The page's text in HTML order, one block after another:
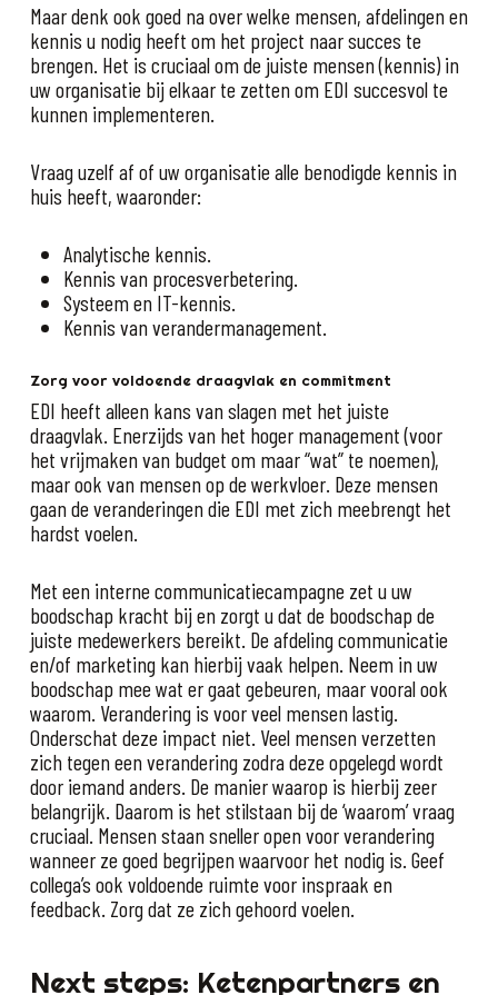
Maar denk ook goed na over welke mensen, afdelingen en
kennis u nodig heeft om het project naar succes te
brengen. Het is cruciaal om de juiste mensen (kennis) in
uw organisatie bij elkaar te zetten om EDI succesvol te
kunnen implementeren.
Vraag uzelf af of uw organisatie alle benodigde kennis in
huis heeft, waaronder:
Analytische kennis.
Kennis van procesverbetering.
Systeem en IT-kennis.
Kennis van verandermanagement.
Zorg voor voldoende draagvlak en commitment
EDI heeft alleen kans van slagen met het juiste
draagvlak. Enerzijds van het hoger management (voor
het vrijmaken van budget om maar “wat” te noemen),
maar ook van mensen op de werkvloer. Deze mensen
gaan de veranderingen die EDI met zich meebrengt het
hardst voelen.
Met een interne communicatiecampagne zet u uw
boodschap kracht bij en zorgt u dat de boodschap de
juiste medewerkers bereikt. De afdeling communicatie
en/of marketing kan hierbij vaak helpen. Neem in uw
boodschap mee wat er gaat gebeuren, maar vooral ook
waarom. Verandering is voor veel mensen lastig.
Onderschat deze impact niet. Veel mensen verzetten
zich tegen een verandering zodra deze opgelegd wordt
door iemand anders. De manier waarop is hierbij zeer
belangrijk. Daarom is het stilstaan bij de ‘waarom’ vraag
cruciaal. Mensen staan sneller open voor verandering
wanneer ze goed begrijpen waarvoor het nodig is. Geef
collega’s ook voldoende ruimte voor inspraak en
feedback. Zorg dat ze zich gehoord voelen.
Next steps: Ketenpartners en